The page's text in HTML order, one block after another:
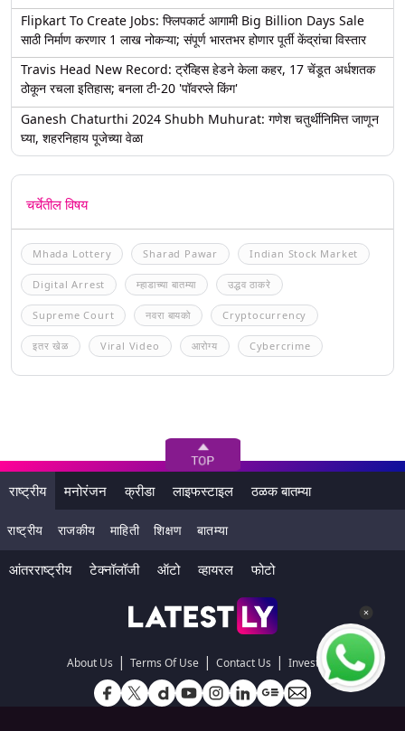
Flipkart To Create Jobs: फ्लिपकार्ट आगामी Big Billion Days Sale
साठी निर्माण करणार 1 लाख नोकऱ्या; संपूर्ण भारतभर होणार पूर्ती केंद्रांचा विस्तार
Travis Head New Record: ट्रॅव्हिस हेडने केला कहर, 17 चेंडूत अर्धशतक
ठोकून रचला इतिहास; बनला टी-20 'पॉवरप्ले किंग'
Ganesh Chaturthi 2024 Shubh Muhurat: गणेश चतुर्थीनिमित्त जाणून
घ्या, शहरनिहाय पूजेच्या वेळा
चर्चेतील विषय
Mhada Lottery Sharad Pawar Indian Stock Market
Digital Arrest म्हाडाच्या बातम्या उद्धव ठाकरे
Supreme Court नवरा बायको Cryptocurrency
इतर खेळ Viral Video आरोग्य Cybercrime
राष्ट्रीय मनोरंजन क्रीडा लाइफस्टाइल ठळक बातम्या
राष्ट्रीय राजकीय माहिती शिक्षण बातम्या
आंतरराष्ट्रीय टेक्नॉलॉजी ऑटो व्हायरल फोटो
About Us | Terms Of Use | Contact Us | Investors